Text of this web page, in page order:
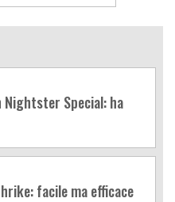
Nightster Special: ha
facile ma efficace